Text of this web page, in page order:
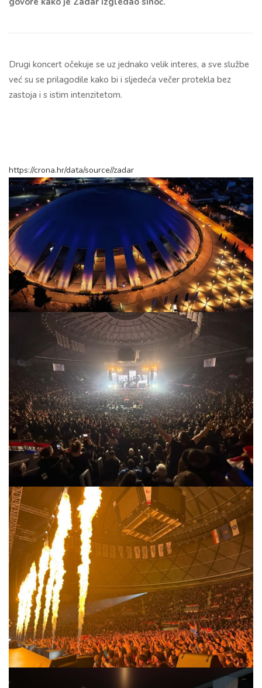
Drugi koncert očekuje se uz jednako velik interes, a sve službe
već su se prilagodile kako bi i sljedeća večer protekla bez
zastoja i s istim intenzitetom.
https://crona.hr/data/source//zadar